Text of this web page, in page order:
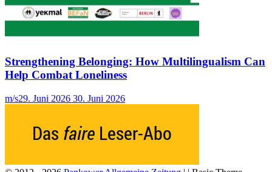
Strengthening Belonging: How Multilingualism Can
Help Combat Loneliness
m/s29. Juni 2026 30. Juni 2026